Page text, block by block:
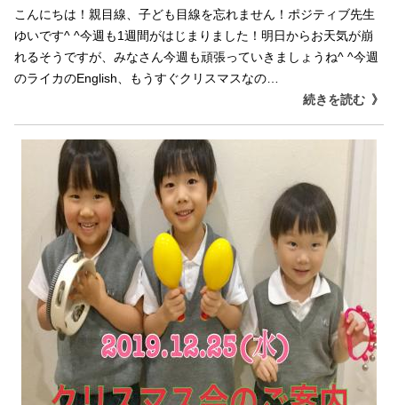
こんにちは！親目線、子ども目線を忘れません！ポジティブ先生
ゆいです^ ^今週も1週間がはじまりました！明日からお天気が崩
れるそうですが、みなさん今週も頑張っていきましょうね^ ^今週
のライカのEnglish、もうすぐクリスマスなの…
続きを読む